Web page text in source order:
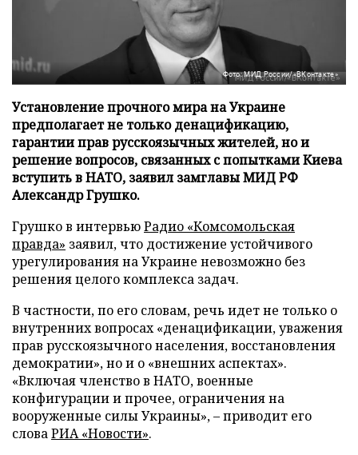
Фото: МИД России/«ВКонтакте»
Установление прочного мира на Украине
предполагает не только денацификацию,
гарантии прав русскоязычных жителей, но и
решение вопросов, связанных с попытками Киева
вступить в НАТО, заявил замглавы МИД РФ
Александр Грушко.
Грушко в интервьюРадио «Комсомольская
правда» заявил, что достижение устойчивого
урегулирования на Украине невозможно без
решения целого комплекса задач.
В частности, по его словам, речь идет не только о
внутренних вопросах «денацификации, уважения
прав русскоязычного населения, восстановления
демократии», но и о «внешних аспектах».
«Включая членство в НАТО, военные
конфигурации и прочее, ограничения на
вооруженные силы Украины», – приводит его
словаРИА «Новости».